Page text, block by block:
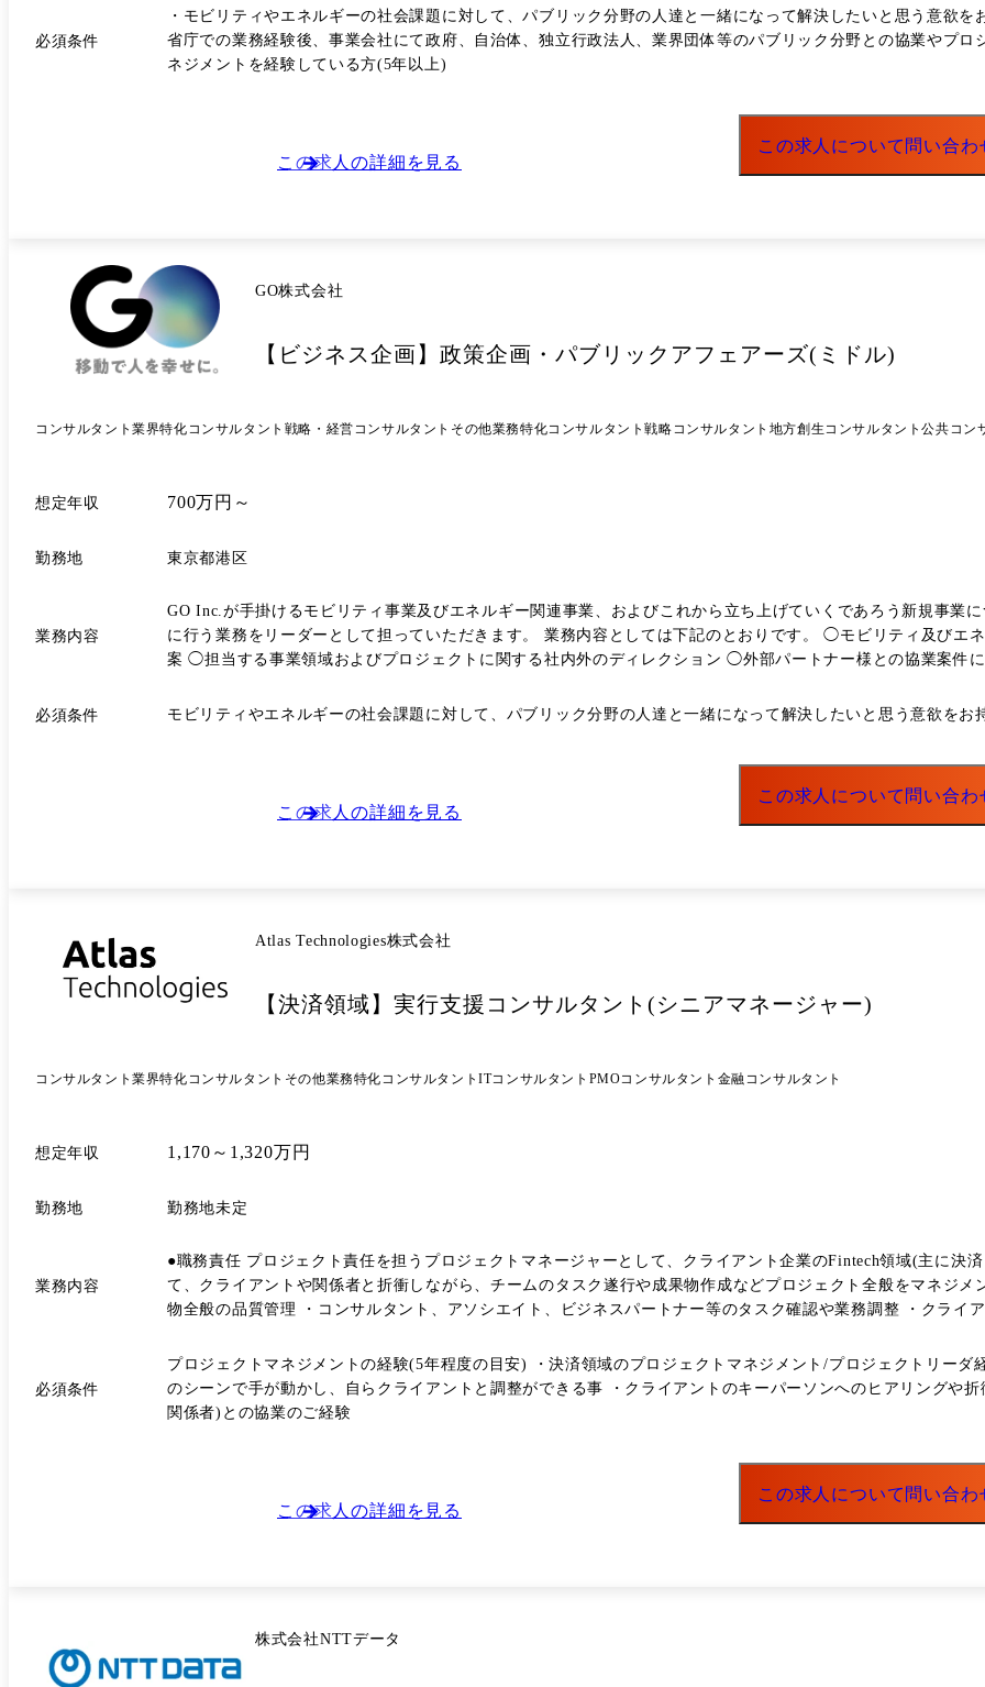
補助金・政府調達プロジェクトの戦略立案 ●解決したい課題 対応範囲の拡大が求められるパブリック領域において、質・量が圧倒的に不足している状態を解消したい。 具体的
には、複数の業界について自身でリードいただき、関わるメンバーのマネジメントをお願いしたい。 ●組織情報 社長直下組織として、マネジメント2名、メンバー3名の少数精
鋭組織。 各メンバーがそれぞれ自身の担当プロジェクトについて関連部門と連携して推進している。
必須条件
・モビリティやエネルギーの社会課題に対して、パブリック分野の人達と一緒になって解決したいと思う意欲
省庁での業務経験後、事業会社にて政府、自治体、独立行政法人、業界団体等のパブリック分野との協業やプ
ネジメントを経験している方(5年以上)
この求人の詳細を見る
この求人について問い合わ
GO株式会社
【ビジネス企画】政策企画・パブリックアフェアーズ(ミドル)
コンサルタント業界特化コンサルタント 戦略・経営コンサルタント その他業務特化コンサルタント戦略コンサルタント 地方創生コンサルタント公共コン
想定年収 700万円～
勤務地 東京都港区
業務内容
GO Inc.が手掛けるモビリティ事業及びエネルギー関連事業、およびこれから立ち上げていくであろう新規事業
に行う業務をリーダーとして担っていただきます。 業務内容としては下記のとおりです。 ◯モビリティ及びエ
案 ◯担当する事業領域およびプロジェクトに関する社内外のディレクション ◯外部パートナー様との協業案件
の拡大が求められるパブリック領域において、質・量が圧倒的に不足している状態を解消したい。 具体的には
必須条件 モビリティやエネルギーの社会課題に対して、パブリック分野の人達と一緒になって解決したいと思う意欲を
この求人の詳細を見る
この求人について問い合わ
Atlas Technologies株式会社
【決済領域】実行支援コンサルタント(シニアマネージャー)
コンサルタント業界特化コンサルタント その他業務特化コンサルタントITコンサルタント PMOコンサルタント 金融コンサルタント
想定年収 1,170～1,320万円
勤務地 勤務地未定
業務内容
●職務責任 プロジェクト責任を担うプロジェクトマネージャーとして、クライアント企業のFintech領域(主に決
て、クライアントや関係者と折衝しながら、チームのタスク遂行や成果物作成などプロジェクト全般をマネジメントしていただきます。 ●主な
物全般の品質管理 ・コンサルタント、アソシエイト、ビジネスパートナー等のタスク確認や業務調整 ・クライ
・実力、経験に応じて複数プロジェクトへの参加 ・チームリーダーとして担当領域を主体的に推進 ・顧客貢献 ●キャリアパス プロジェクトを統括するディレクターを経て、事
業運営を担うパートナーにキャリアアップすることができます。
必須条件
プロジェクトマネジメントの経験(5年程度の目安) ・決済領域のプロジェクトマネジメント/プロジェクトリー
のシーンで手が動かし、自らクライアントと調整ができる事 ・クライアントのキーパーソンへのヒアリングや
関係者)との協業のご経験
この求人の詳細を見る
この求人について問い合わ
株式会社NTTデータ